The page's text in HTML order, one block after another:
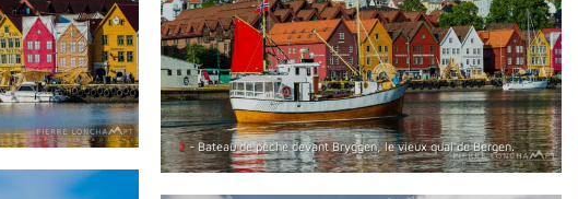
2- Bateau de pêche devant Bryggen, le vieux quai de Bergen.